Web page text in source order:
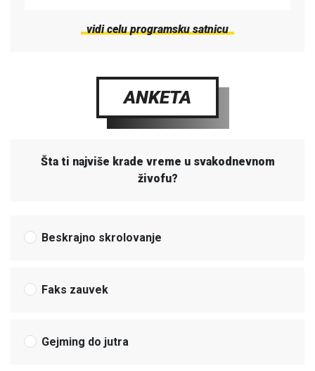
vidi celu programsku satnicu
ANKETA
Šta ti najviše krade vreme u svakodnevnom
živofu?
Beskrajno skrolovanje
Faks zauvek
Gejming do jutra